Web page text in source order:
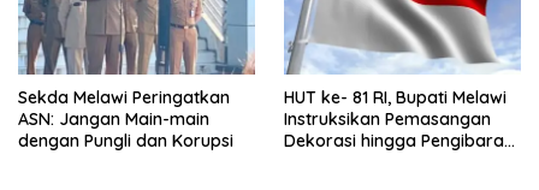
Sekda Melawi Peringatkan
ASN: Jangan Main-main
dengan Pungli dan Korupsi
HUT ke- 81 RI, Bupati Melawi
Instruksikan Pemasangan
Dekorasi hingga Pengibaran